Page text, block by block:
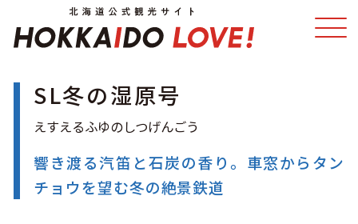
特集
温泉 イベント
モデルコース エリアガイド
SL冬の湿原号
響き渡る汽笛と石炭の香り。車窓からタン
チョウを望む冬の絶景鉄道